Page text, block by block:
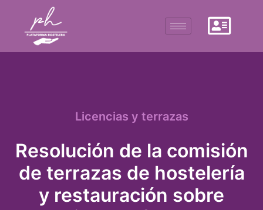
Licencias y terrazas
Resolución de la comisión
de terrazas de hostelería
y restauración sobre